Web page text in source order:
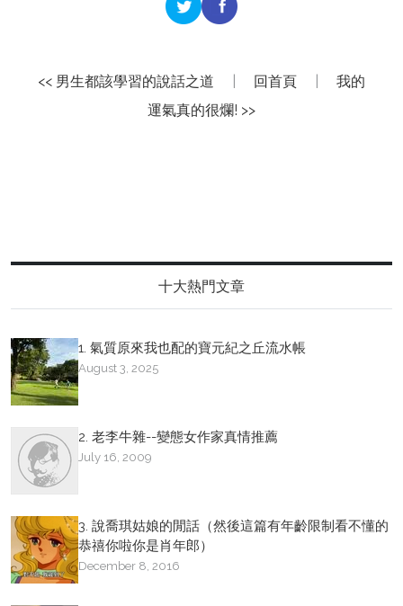
<< 男生都該學習的說話之道 回首頁
我的
運氣真的很爛! >>
十大熱門文章
1. 氣質原來我也配的寶元紀之丘流水帳
August 3, 2025
2. 老李牛雜--變態女作家真情推薦
July 16, 2009
3. 說喬琪姑娘的閒話（然後這篇有年齡限制看不懂的
恭禧你啦你是肖年郎）
December 8, 2016